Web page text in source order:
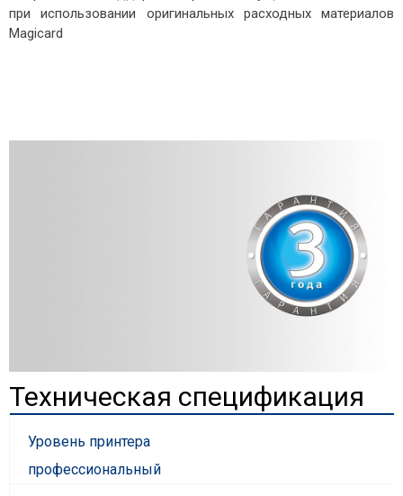
при использовании оригинальных расходных материалов
Magicard
Техническая спецификация
Уровень принтера
профессиональный